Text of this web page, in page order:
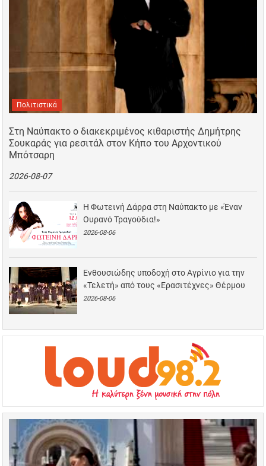
Πολιτιστικά
Στη Ναύπακτο ο διακεκριμένος κιθαριστής Δημήτρης
Σουκαράς για ρεσιτάλ στον Κήπο του Αρχοντικού
Μπότσαρη
2026-08-07
Η Φωτεινή Δάρρα στη Ναύπακτο με «Έναν
Ουρανό Τραγούδια!»
2026-08-06
Ενθουσιώδης υποδοχή στο Αγρίνιο για την
«Τελετή» από τους «Ερασιτέχνες» Θέρμου
2026-08-06